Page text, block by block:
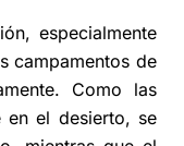
especialmente
campamentos de
Como las
en el desierto, se